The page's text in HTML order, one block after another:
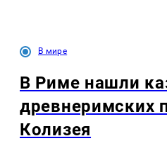
В мире
В Риме нашли
древнеримских
Колизея